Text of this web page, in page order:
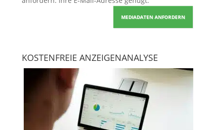
MEDIADATEN ANFORDERN
KOSTENFREIE ANZEIGENANALYSE